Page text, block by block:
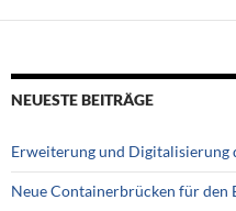
NEUESTE BEITRÄGE
Erweiterung und
Neue Containerbrücken für den